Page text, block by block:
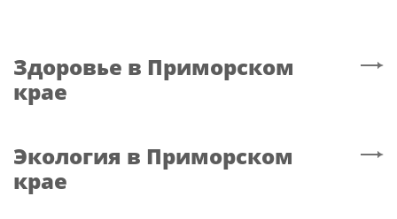
Здоровье в Приморском
крае
Экология в Приморском
крае